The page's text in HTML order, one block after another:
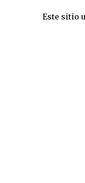
Este sitio